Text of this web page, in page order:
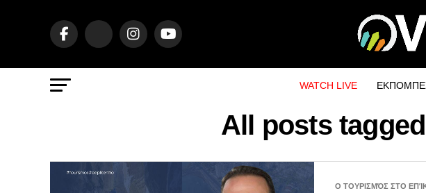
WATCH LIVE
All posts
Ο ΤΟΥΡΙΣΜΌΣ ΣΤΟ